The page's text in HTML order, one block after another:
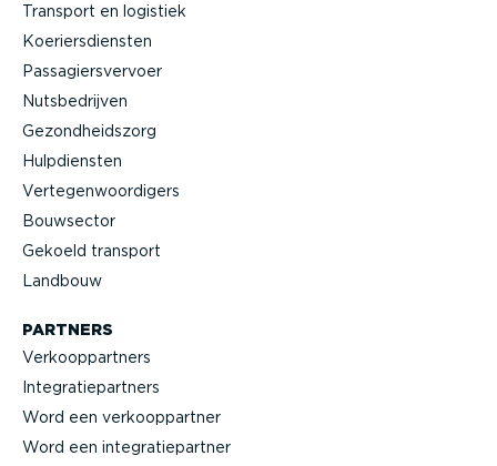
Transport en logistiek
Koeriers­diensten
Passa­giers­vervoer
Nutsbe­drijven
Gezond­heidszorg
Hulpdiensten
Verte­gen­woor­digers
Bouwsector
Gekoeld transport
Landbouw
PARTNERS
Verkoop­partners
Integra­tie­partners
Word een verkoop­partner
Word een integra­tie­partner